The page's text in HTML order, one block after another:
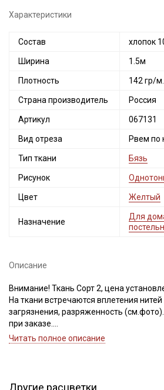
Характеристики
Состав хлопок
Ширина 1.5м
Плотность 142 гр/
Страна производитель Россия
Артикул 067131
Вид отреза Рвем по
Тип ткани Бязь
Рисунок
Цвет Желтый
Назначение
Для
Описание
Внимание! Ткань Сорт 2, цена
На ткани встречаются вплетения нитей
загрязнения, разряженность
при заказе.
Бязь выдерживает многократные
Читать полное описание
Другие расцветки